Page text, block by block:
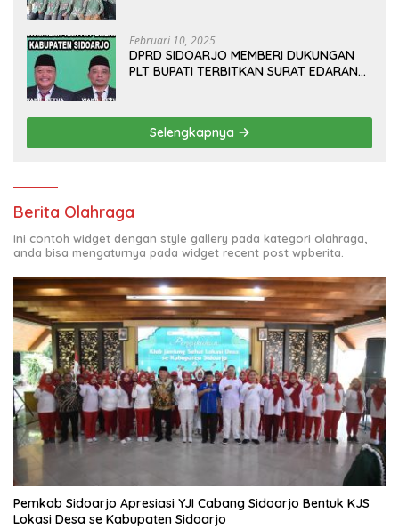
Februari 10, 2025
DPRD SIDOARJO MEMBERI DUKUNGAN
PLT BUPATI TERBITKAN SURAT EDARAN
KELUAR KOTA
Selengkapnya
Berita Olahraga
Ini contoh widget dengan style gallery pada kategori olahraga,
anda bisa mengaturnya pada widget recent post wpberita.
Pemkab Sidoarjo Apresiasi YJI Cabang Sidoarjo Bentuk KJS
Lokasi Desa se Kabupaten Sidoarjo